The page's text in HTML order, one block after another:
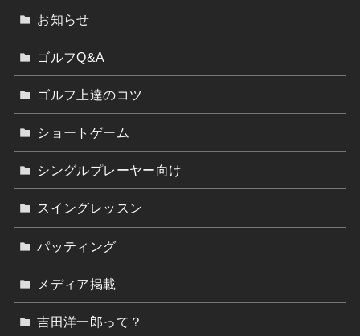
お知らせ
ゴルフQ&A
ゴルフ上達のコツ
ショートゲーム
シングルプレーヤー向け
スイングレッスン
パッティング
メディア掲載
吉田洋一郎って？